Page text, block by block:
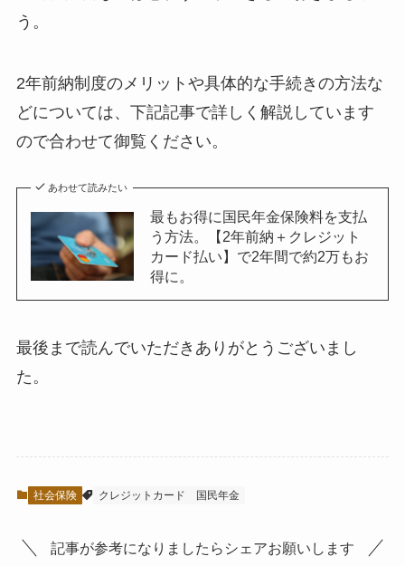
う。
2年前納制度のメリットや具体的な手続きの方法な
どについては、下記記事で詳しく解説しています
ので合わせて御覧ください。
あわせて読みたい
最もお得に国民年金保険料を支払
う方法。【2年前納＋クレジット
カード払い】で2年間で約2万もお
得に。
最後まで読んでいただきありがとうございまし
た。
社会保険 クレジットカード 国民年金
記事が参考になりましたらシェアお願いします